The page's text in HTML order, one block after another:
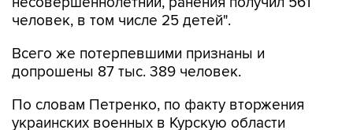
человек, в том числе 25 детей".
Всего же потерпевшими признаны и
допрошены 87 тыс. 389 человек.
По словам Петренко, по факту вторжения
украинских военных в Курскую области